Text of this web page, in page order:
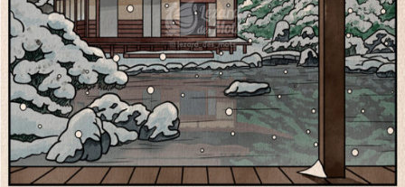
Le Pavillon D’Argent 銀
閣寺 | Shiki 四季